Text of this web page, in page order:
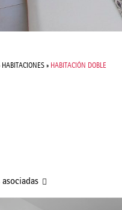
HABITACIONES » HABITACIÓN DOBLE